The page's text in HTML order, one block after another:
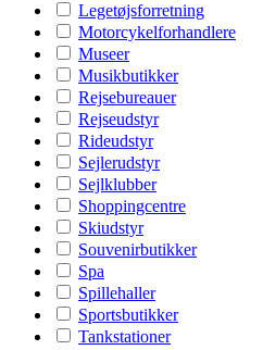
Legetøjsforretning
Motorcykelforhandlere
Museer
Musikbutikker
Rejsebureauer
Rejseudstyr
Rideudstyr
Sejlerudstyr
Sejlklubber
Shoppingcentre
Skiudstyr
Souvenirbutikker
Spa
Spillehaller
Sportsbutikker
Tankstationer